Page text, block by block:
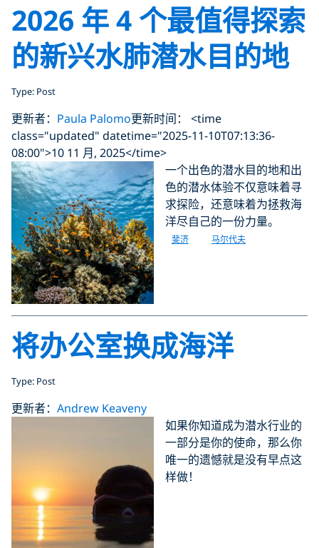
2026 年 4 个最值得探索
的新兴水肺潜水目的地
Type: Post
更新者： Paula Palomo更新时间： <time
class="updated" datetime="2025-11-10T07:13:36-
08:00">10 11 月, 2025</time>
一个出色的潜水目的地和出
色的潜水体验不仅意味着寻
求探险，还意味着为拯救海
洋尽自己的一份力量。
斐济 马尔代夫
将办公室换成海洋
Type: Post
更新者： Andrew Keaveny
如果你知道成为潜水行业的
一部分是你的使命，那么你
唯一的遗憾就是没有早点这
样做！